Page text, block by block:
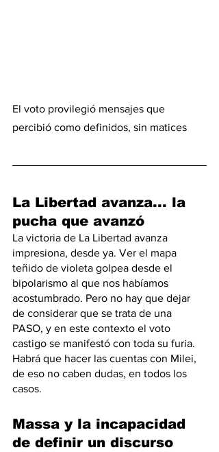
El voto provilegió mensajes que
percibió como definidos, sin matices
La Libertad avanza... la
pucha que avanzó
La victoria de La Libertad avanza
impresiona, desde ya. Ver el mapa
teñido de violeta golpea desde el
bipolarismo al que nos habíamos
acostumbrado. Pero no hay que dejar
de considerar que se trata de una
PASO, y en este contexto el voto
castigo se manifestó con toda su furia.
Habrá que hacer las cuentas con Milei,
de eso no caben dudas, en todos los
casos.
Massa y la incapacidad
de definir un discurso